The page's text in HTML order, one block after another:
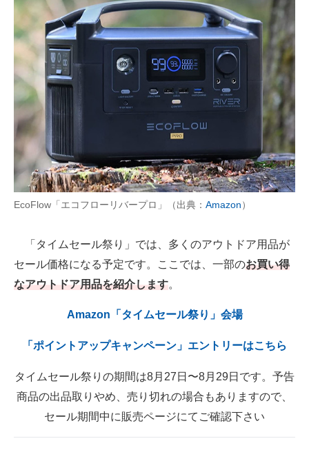
ITの今と未来を見通す
スマホと通信の最新トレンド
進化するPCとデバイスの未来
好きが集まる 比べて選べる
AI活用のいまが分かる
企業ITのトレンドを詳説
マーケ×ITの今がよく分かる
ITエンジニア向け専門サイト
モノづくり技術者専門サイト
エレクトロニクス専門サイト
EcoFlow「エコフローリバープロ」（出典： Amazon）
「タイムセール祭り」では、多くのアウトドア用品が
セール価格になる予定です。ここでは、一部のお買い得
なアウトドア用品を紹介します。
Amazon「タイムセール祭り」会場
「ポイントアップキャンペーン」エントリーはこちら
タイムセール祭りの期間は8月27日〜8月29日です。予告
商品の出品取りやめ、売り切れの場合もありますので、
セール期間中に販売ページにてご確認下さい